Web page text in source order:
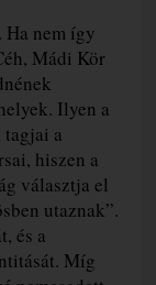
Ha nem így
Mádi Kör
Ilyen a
tagjai a
hiszen a
választja el
utaznak”.
és a
Míg